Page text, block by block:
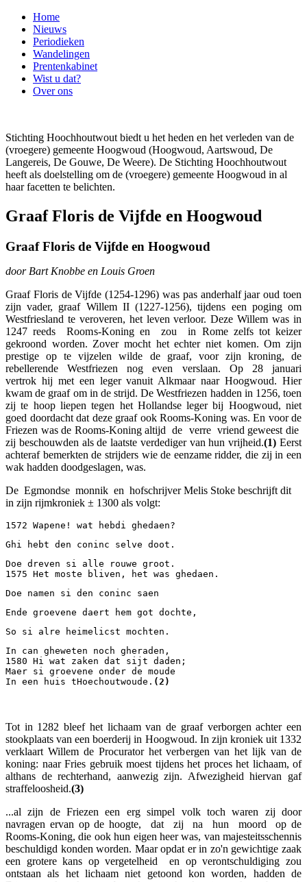
Home
Nieuws
Periodieken
Wandelingen
Prentenkabinet
Wist u dat?
Over ons
Stichting Hoochhoutwout biedt u het heden en het verleden van de
(vroegere) gemeente Hoogwoud (Hoogwoud, Aartswoud, De
Langereis, De Gouwe, De Weere). De Stichting Hoochhoutwout
heeft als doelstelling om de (vroegere) gemeente Hoogwoud in al
haar facetten te belichten.
Graaf Floris de Vijfde en Hoogwoud
Graaf Floris de Vijfde en Hoogwoud
door Bart Knobbe en Louis Groen
Graaf Floris de Vijfde (1254-1296) was pas anderhalf jaar oud toen
zijn vader, graaf Willem II (1227-1256), tijdens een poging om
Westfriesland te veroveren, het leven verloor. Deze Willem was in
1247 reeds Rooms-Koning en zou in Rome zelfs tot keizer
gekroond worden. Zover mocht het echter niet komen. Om zijn
prestige op te vijzelen wilde de graaf, voor zijn kroning, de
rebellerende Westfriezen nog even verslaan. Op 28 januari
vertrok hij met een leger vanuit Alkmaar naar Hoogwoud. Hier
kwam de graaf om in de strijd. De Westfriezen hadden in 1256, toen
zij te hoop liepen tegen het Hollandse leger bij Hoogwoud, niet
goed doordacht dat deze graaf ook Rooms-Koning was. En voor de
Friezen was de Rooms-Koning altijd de verre vriend geweest die
zij beschouwden als de laatste verdediger van hun vrijheid.(1) Eerst
achteraf bemerkten de strijders wie de eenzame ridder, die zij in een
wak hadden doodgeslagen, was.
De Egmondse monnik en hofschrijver Melis Stoke beschrijft dit
in zijn rijmkroniek ± 1300 als volgt:
1572 Wapene! wat hebdi ghedaen?
Ghi hebt den coninc selve doot.
Doe dreven si alle rouwe groot.
1575 Het moste bliven, het was ghedaen.
Doe namen si den coninc saen
Ende groevene daert hem got dochte,
So si alre heimelicst mochten.
In can gheweten noch gheraden,
1580 Hi wat zaken dat sijt daden;
Maer si groevene onder de moude
In een huis tHoechoutwoude. (2)
Tot in 1282 bleef het lichaam van de graaf verborgen achter een
stookplaats van een boerderij in Hoogwoud. In zijn kroniek uit 1332
verklaart Willem de Procurator het verbergen van het lijk van de
koning: naar Fries gebruik moest tijdens het proces het lichaam, of
althans de rechterhand, aanwezig zijn. Afwezigheid hiervan gaf
straffeloosheid.(3)
...al zijn de Friezen een erg simpel volk toch waren zij door
navragen ervan op de hoogte, dat zij na hun moord op de
Rooms-Koning, die ook hun eigen heer was, van majesteitsschennis
beschuldigd konden worden. Maar opdat er in zo'n gewichtige zaak
een grotere kans op vergetelheid en op verontschuldiging zou
ontstaan als het lichaam niet getoond kon worden, hadden de